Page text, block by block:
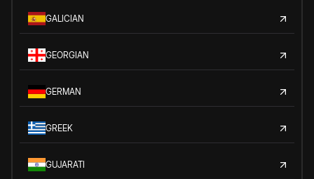
GALICIAN
GEORGIAN
GERMAN
GREEK
GUJARATI